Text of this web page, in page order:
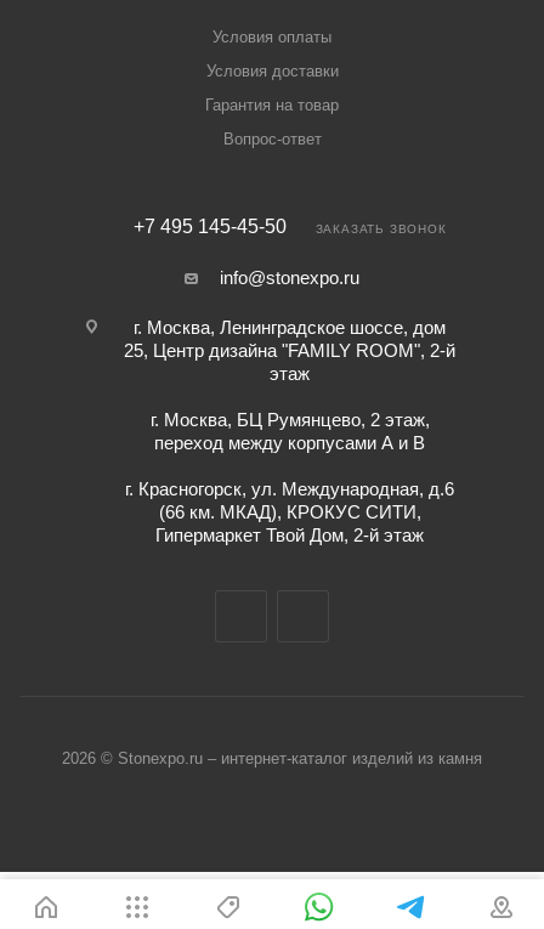
Условия оплаты
Условия доставки
Гарантия на товар
Вопрос-ответ
+7 495 145-45-50 ЗАКАЗАТЬ ЗВОНОК
info@stonexpo.ru
г. Москва, Ленинградское шоссе, дом
25, Центр дизайна "FAMILY ROOM", 2-й
этаж
г. Москва, БЦ Румянцево, 2 этаж,
переход между корпусами А и В
г. Красногорск, ул. Международная, д.6
(66 км. МКАД), КРОКУС СИТИ,
Гипермаркет Твой Дом, 2-й этаж
2026 © Stonexpo.ru – интернет-каталог изделий из камня